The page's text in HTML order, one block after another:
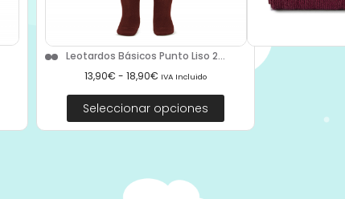
Leotardos Básicos Punto Liso 2...
13,90€ - 18,90€ IVA Incluido
Seleccionar opciones